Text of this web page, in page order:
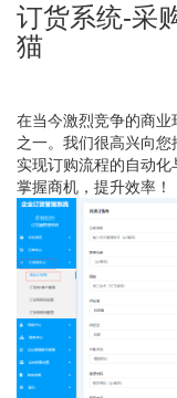
订货系统-采
猫
在当今激烈竞争的商
之一。我们很高兴向
实现订购流程的自动
掌握商机，提升效率！